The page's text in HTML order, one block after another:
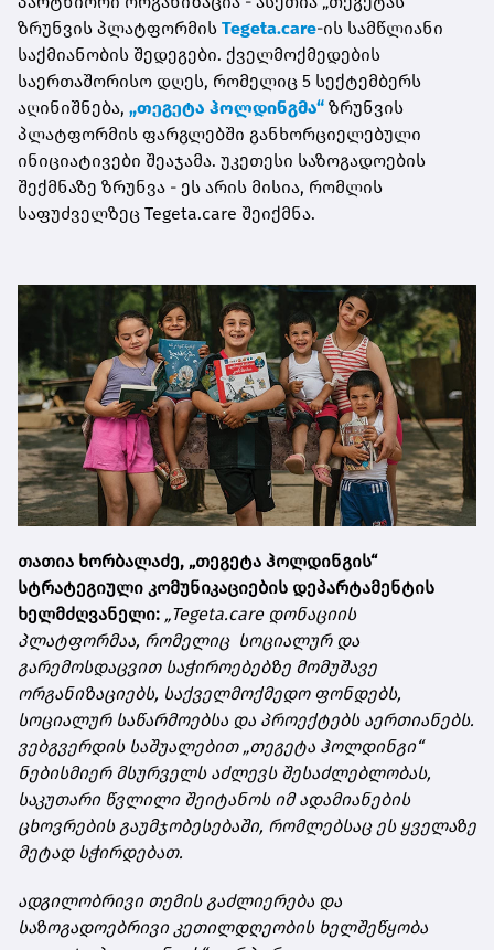
ზრუნვის პლატფორმის Tegeta.care-ის სამწლიანი
საქმიანობის შედეგები. ქველმოქმედების
საერთაშორისო დღეს, რომელიც 5 სექტემბერს
აღინიშნება, „თეგეტა ჰოლდინგმა“ ზრუნვის
პლატფორმის ფარგლებში განხორციელებული
ინიციატივები შეაჯამა. უკეთესი საზოგადოების
შექმნაზე ზრუნვა - ეს არის მისია, რომლის
საფუძველზეც Tegeta.care შეიქმნა.
თათია ხორბალაძე, „თეგეტა ჰოლდინგის“
სტრატეგიული კომუნიკაციების დეპარტამენტის
ხელმძღვანელი: „Tegeta.care დონაციის
პლატფორმაა, რომელიც სოციალურ და
გარემოსდაცვით საჭიროებებზე მომუშავე
ორგანიზაციებს, საქველმოქმედო ფონდებს,
სოციალურ საწარმოებსა და პროექტებს აერთიანებს.
ვებგვერდის საშუალებით „თეგეტა ჰოლდინგი“
ნებისმიერ მსურველს აძლევს შესაძლებლობას,
საკუთარი წვლილი შეიტანოს იმ ადამიანების
ცხოვრების გაუმჯობესებაში, რომლებსაც ეს ყველაზე
მეტად სჭირდებათ.
ადგილობრივი თემის გაძლიერება და
საზოგადოებრივი კეთილდღეობის ხელშეწყობა